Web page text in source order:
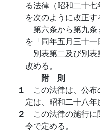
る法律（昭和二十
を次のように改正す
第六条から第九条
を「同年五月三十一
別表第二及び別
改める。
附 則
１ この法律は、公
定は、昭和二十八年
２ この法律の施行
令で定める。